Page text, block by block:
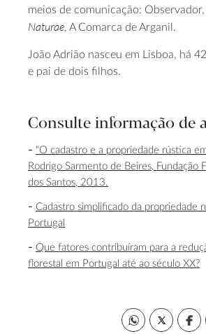
meios de comunicação:
Naturae, A Comarca de Arganil.
João Adrião nasceu em Lisboa, há
e pai de dois filhos.
Consulte informação de
“O cadastro e a propriedade rústica
Rodrigo Sarmento de Beires, Fundação
dos Santos, 2013.
Cadastro simplificado da propriedade
Portugal
Que fatores contribuíram para a
florestal em Portugal até ao século XX?